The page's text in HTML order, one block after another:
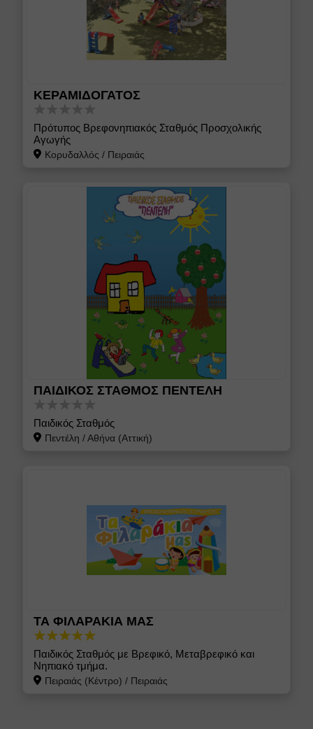
ΚΕΡΑΜΙΔΟΓΑΤΟΣ
Πρότυπος Βρεφονηπιακός Σταθμός Προσχολικής
Αγωγής
Κορυδαλλός / Πειραιάς
ΠΑΙΔΙΚΟΣ ΣΤΑΘΜΟΣ ΠΕΝΤΕΛΗ
Παιδικός Σταθμός
Πεντέλη /Αθήνα (Αττική)
ΤΑ ΦΙΛΑΡΑΚΙΑ ΜΑΣ
Παιδικός Σταθμός με Βρεφικό, Μεταβρεφικό και
Νηπιακό τμήμα.
Πειραιάς (Κέντρο) / Πειραιάς